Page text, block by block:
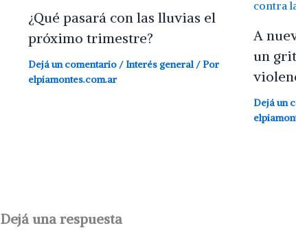
¿Qué pasará con las lluvias el
próximo trimestre?
Dejá un comentario / Interés general/ Por
elpiamontes.com.ar
A
un
Dejá un
Dejá una respuesta